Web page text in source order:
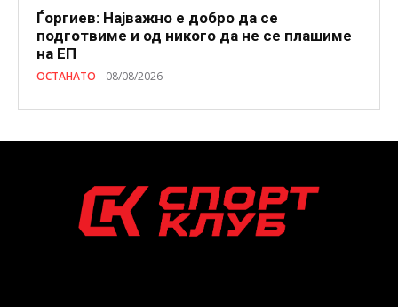
Ѓоргиев: Најважно е добро да се
подготвиме и од никого да не се плашиме
на ЕП
ОСТАНАТО 08/08/2026